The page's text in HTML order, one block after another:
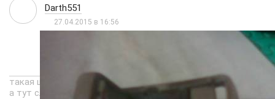
Darth551
27.04.2015 в 16:56
такая штука нужна. Ато занялся перетяжкой-переклейкой
а тут сломанная ручка